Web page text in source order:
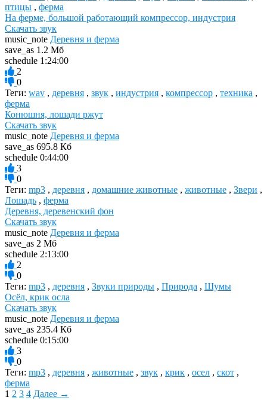
птицы , ферма
На ферме, большой работающий компрессор, индустрия
Скачать звук
music_note Деревня и ферма
save_as 1.2 Мб
schedule 1:24:00
2
0
Теги: wav , деревня , звук , индустрия , компрессор , техника ,
ферма
Конюшня, лошади ржут
Скачать звук
music_note Деревня и ферма
save_as 695.8 Кб
schedule 0:44:00
3
0
Теги: mp3 , деревня , домашние животные , животные , Звери ,
Лошадь , ферма
Деревня, деревенский фон
Скачать звук
music_note Деревня и ферма
save_as 2 Мб
schedule 2:13:00
2
0
Теги: mp3 , деревня , Звуки природы , Природа , Шумы
Осёл, крик осла
Скачать звук
music_note Деревня и ферма
save_as 235.4 Кб
schedule 0:15:00
3
0
Теги: mp3 , деревня , животные , звук , крик , осел , скот ,
ферма
1 2 3 4 Далее →